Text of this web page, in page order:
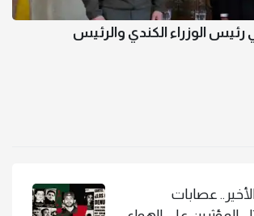
رئيس الوزراء الكندي والرئيس
عصابات